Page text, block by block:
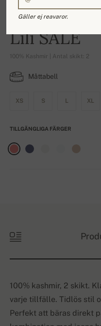
-17%
Lili SALE
100% Kashmir | Antal skikt: 2
Måttabell
XS S L XL
TILLGÄNGLIGA FÄRGER
100% kashmir, 2 skikt.
varje tillfälle. Tidlös stil
Perfekt att bäras direkt
Gäller ej reavaror.